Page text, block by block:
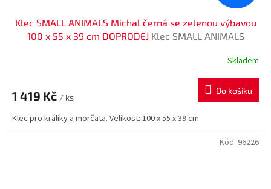
Klec SMALL ANIMALS Michal černá se zelenou výbavou
100 x 55 x 39 cm DOPRODEJ Klec SMALL ANIMALS
Skladem
1 419 Kč / ks
Do košíku
Klec pro králíky a morčata. Velikost: 100 x 55 x 39 cm
Kód: 96226